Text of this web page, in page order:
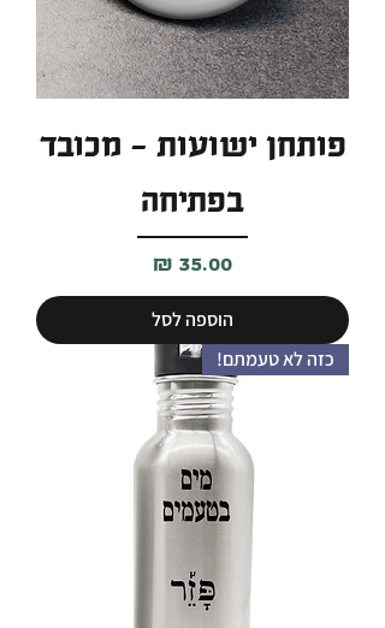
פותחן ישועות - מכובד
בפתיחה
מחיר
הוספה לסל
כזה לא טעמתם!